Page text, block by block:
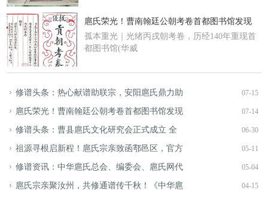
扈氏荣光！曹南翰廷公朝考卷首都图书馆发现
孤本重光｜光绪丙戌朝考卷，历经140年重现首
都图书馆(华威
07-15
修谱头条：热心献谱助联宗，安阳扈氏鼎力助
07-14
扈氏荣光！曹南翰廷公朝考卷首都图书馆发现
06-30
修谱头条：曹县扈氏文化研究会正式成立 全
05-11
祖源寻根启新程！扈氏宗亲致函鄠邑区，官方
05-04
修谱资讯：中华扈氏总会、编委会、扈氏网代
04-15
扈氏宗亲聚汝州，共修通谱传千秋！《中华扈